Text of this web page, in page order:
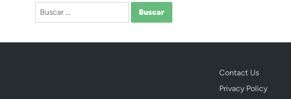
Buscar:
Contact Us
Privacy Policy